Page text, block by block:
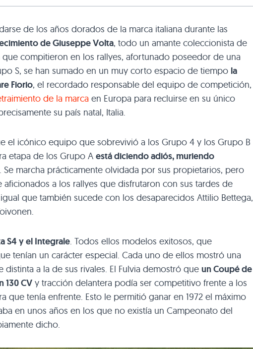
de los años dorados de la marca italiana durante las
de Giuseppe Volta, todo un amante coleccionista de
que compitieron en los rallyes, afortunado poseedor de una
S, se han sumado en un muy corto espacio de tiempo la
Fiorio, el recordado responsable del equipo de competición,
de la marca en Europa para recluirse en su único
su país natal, Italia.
el icónico equipo que sobrevivió a los Grupo 4 y los Grupo B
etapa de los Grupo A está diciendo adiós, muriendo
. Se marcha prácticamente olvidada por sus propietarios, pero
a los rallyes que disfrutaron con sus tardes de
que también sucede con los desaparecidos Attilio Bettega,
S4 y el Integrale. Todos ellos modelos exitosos, que
tenían un carácter especial. Cada uno de ellos mostró una
a la de sus rivales. El Fulvia demostró que un Coupé de
130 CV y tracción delantera podía ser competitivo frente a los
que tenía enfrente. Esto le permitió ganar en 1972 el máximo
en unos años en los que no existía un Campeonato del
dicho.